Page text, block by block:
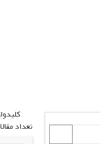
تعداد